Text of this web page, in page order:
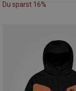
Du sparst 16%